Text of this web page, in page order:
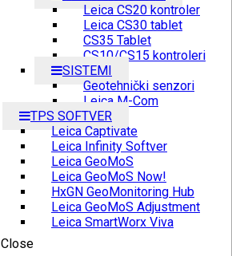
Leica CS20 kontroler
Leica CS30 tablet
CS35 Tablet
CS10/CS15 kontroleri
SISTEMI
Geotehnički senzori
Leica M-Com
TPS SOFTVER
Leica Captivate
Leica Infinity Softver
Leica GeoMoS
Leica GeoMoS Now!
HxGN GeoMonitoring Hub
Leica GeoMoS Adjustment
Leica SmartWorx Viva
Close